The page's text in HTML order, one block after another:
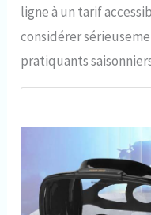
ligne à un tarif
considérer
pratiquants